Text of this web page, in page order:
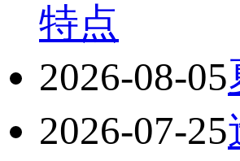
特点
2026-08-05
2026-07-25